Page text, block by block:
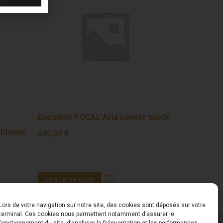
de votre navigation sur notre site, des cookies sont déposés sur votre
Ces cookies nous permettent notamment d’assurer le
blanc
Enceinte FOCAL Aria center black
690,00 €
STOCK ÉPUISÉ